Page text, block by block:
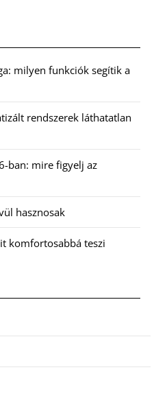
milyen funkciók segítik a
rendszerek láthatatlan
ban: mire figyelj az
hasznosak
komfortosabbá teszi